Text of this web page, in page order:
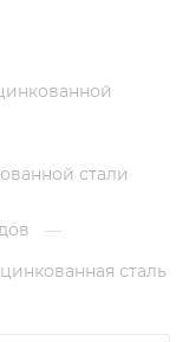
стали
—
сталь